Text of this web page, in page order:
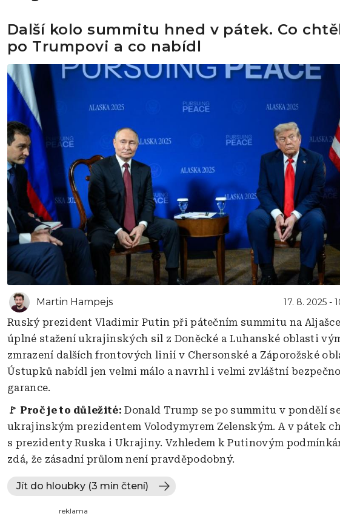
Další kolo summitu hned v pátek. Co
po Trumpovi a co nabídl
Martin Hampejs 17. 8. 2025 -
Ruský prezident Vladimir Putin při pátečním summitu na
úplné stažení ukrajinských sil z Doněcké a Luhanské oblasti
zmrazení dalších frontových linií v Chersonské a Záporožské
Ústupků nabídl jen velmi málo a navrhl i velmi zvláštní
garance.
🚩 Proč je to důležité:Donald Trump se po summitu v pondělí
ukrajinským prezidentem Volodymyrem Zelenským. A v pátek
s prezidenty Ruska i Ukrajiny. Vzhledem k Putinovým
zdá, že zásadní průlom není pravděpodobný.
Jít do hloubky (3 min čtení)
reklama